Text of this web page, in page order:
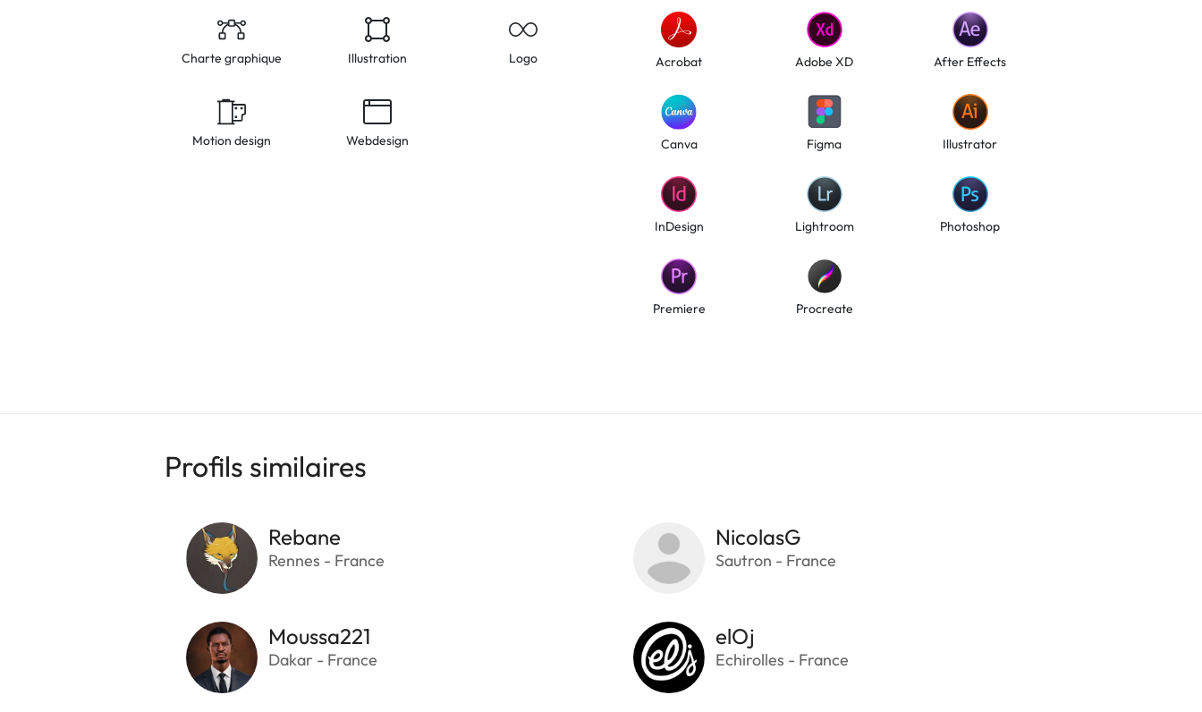
Charte graphique Illustration Logo
Motion design Webdesign
Acrobat Adobe XD After Effects
Canva Figma Illustrator
InDesign Lightroom Photoshop
Premiere Procreate
Profils similaires
Rebane
Rennes - France
NicolasG
Sautron - France
Moussa221
Dakar - France
elOj
Echirolles - France